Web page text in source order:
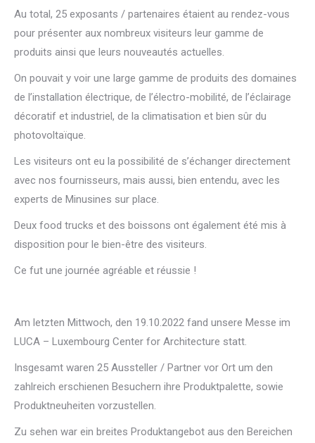
Au total, 25 exposants / partenaires étaient au rendez-vous
pour présenter aux nombreux visiteurs leur gamme de
produits ainsi que leurs nouveautés actuelles.
On pouvait y voir une large gamme de produits des domaines
de l’installation électrique, de l’électro-mobilité, de l’éclairage
décoratif et industriel, de la climatisation et bien sûr du
photovoltaïque.
Les visiteurs ont eu la possibilité de s’échanger directement
avec nos fournisseurs, mais aussi, bien entendu, avec les
experts de Minusines sur place.
Deux food trucks et des boissons ont également été mis à
disposition pour le bien-être des visiteurs.
Ce fut une journée agréable et réussie !
Am letzten Mittwoch, den 19.10.2022 fand unsere Messe im
LUCA – Luxembourg Center for Architecture statt.
Insgesamt waren 25 Aussteller / Partner vor Ort um den
zahlreich erschienen Besuchern ihre Produktpalette, sowie
Produktneuheiten vorzustellen.
Zu sehen war ein breites Produktangebot aus den Bereichen